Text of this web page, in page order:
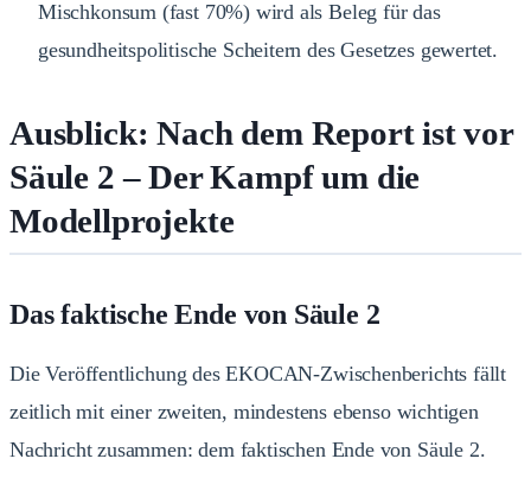
Mischkonsum (fast 70%) wird als Beleg für das
gesundheitspolitische Scheitern des Gesetzes gewertet.
Ausblick: Nach dem Report ist vor
Säule 2 – Der Kampf um die
Modellprojekte
Das faktische Ende von Säule 2
Die Veröffentlichung des EKOCAN-Zwischenberichts fällt
zeitlich mit einer zweiten, mindestens ebenso wichtigen
Nachricht zusammen: dem faktischen Ende von Säule 2.